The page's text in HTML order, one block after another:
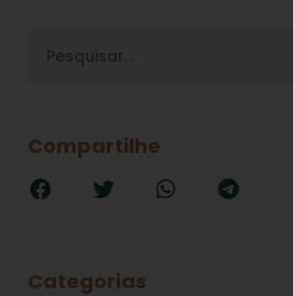
Compartilhe
Categorias